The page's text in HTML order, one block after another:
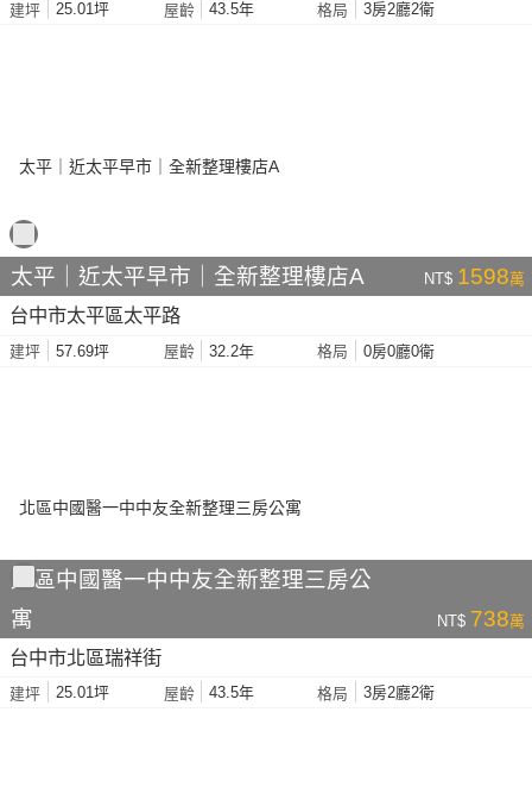
建坪 25.01坪 屋齡 43.5年 格局 3房2廳2衛
太平｜近太平早市｜全新整理樓店A NT$ 1598萬
台中市太平區太平路
建坪 57.69坪 屋齡 32.2年 格局 0房0廳0衛
北區中國醫一中中友全新整理三房公
寓
NT$ 738萬
台中市北區瑞祥街
建坪 25.01坪 屋齡 43.5年 格局 3房2廳2衛